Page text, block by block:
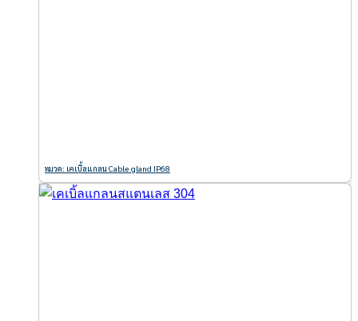
หมวด: เคเบิ้ลแกลน Cable gland IP68